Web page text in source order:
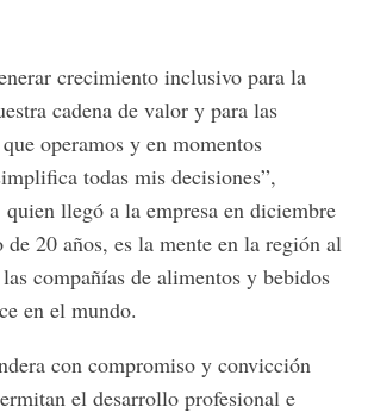
crecimiento inclusivo para la
cadena de valor y para las
operamos y en momentos
todas mis decisiones”,
llegó a la empresa en diciembre
20 años, es la mente en la región al
compañías de alimentos y bebidos
en el mundo.
con compromiso y convicción
el desarrollo profesional e